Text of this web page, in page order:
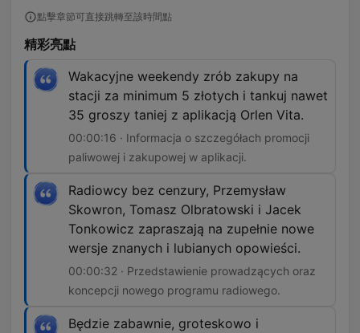
點擊章節可直接跳轉至該時間點
精彩亮點
Wakacyjne weekendy zrób zakupy na
stacji za minimum 5 złotych i tankuj nawet
35 groszy taniej z aplikacją Orlen Vita.
00:00:16 · Informacja o szczegółach promocji
paliwowej i zakupowej w aplikacji.
Radiowcy bez cenzury, Przemysław
Skowron, Tomasz Olbratowski i Jacek
Tonkowicz zapraszają na zupełnie nowe
wersje znanych i lubianych opowieści.
00:00:32 · Przedstawienie prowadzących oraz
koncepcji nowego programu radiowego.
Będzie zabawnie, groteskowo i